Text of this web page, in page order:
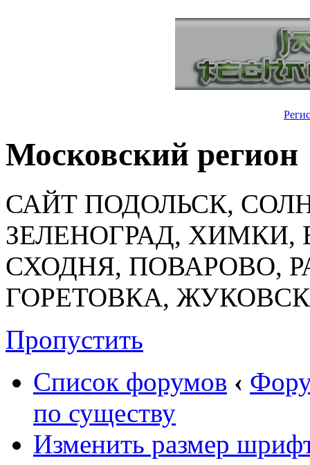
Московский регион
САЙТ ПОДОЛЬСК,
ЗЕЛЕНОГРАД,
СХОДНЯ, ПОВАРОВО,
ГОРЕТОВКА,
Пропустить
Список форумов ‹
по существу
Изменить размер